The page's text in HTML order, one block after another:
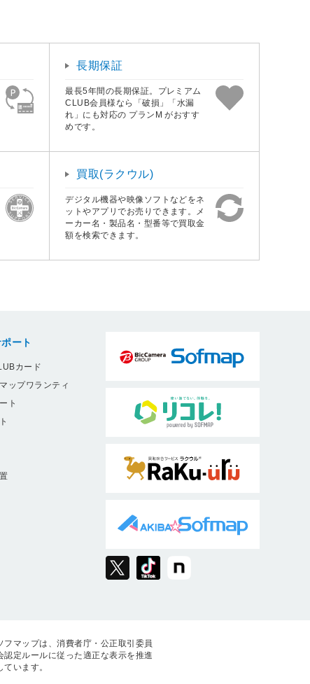
長期保証
最長5年間の長期保証。プレミアム
CLUB会員様なら「破損」「水漏
れ」にも対応の プランM がおすす
めです。
買取(ラクウル)
デジタル機器や映像ソフトなどをネ
ットやアプリでお売りできます。メ
ーカー名・製品名・型番等で買取金
額を検索できます。
ート
カード
ップワランティ
ト
フマップは、消費者庁・公正取引委員
認定ルールに従った適正な表示を推進
ています。